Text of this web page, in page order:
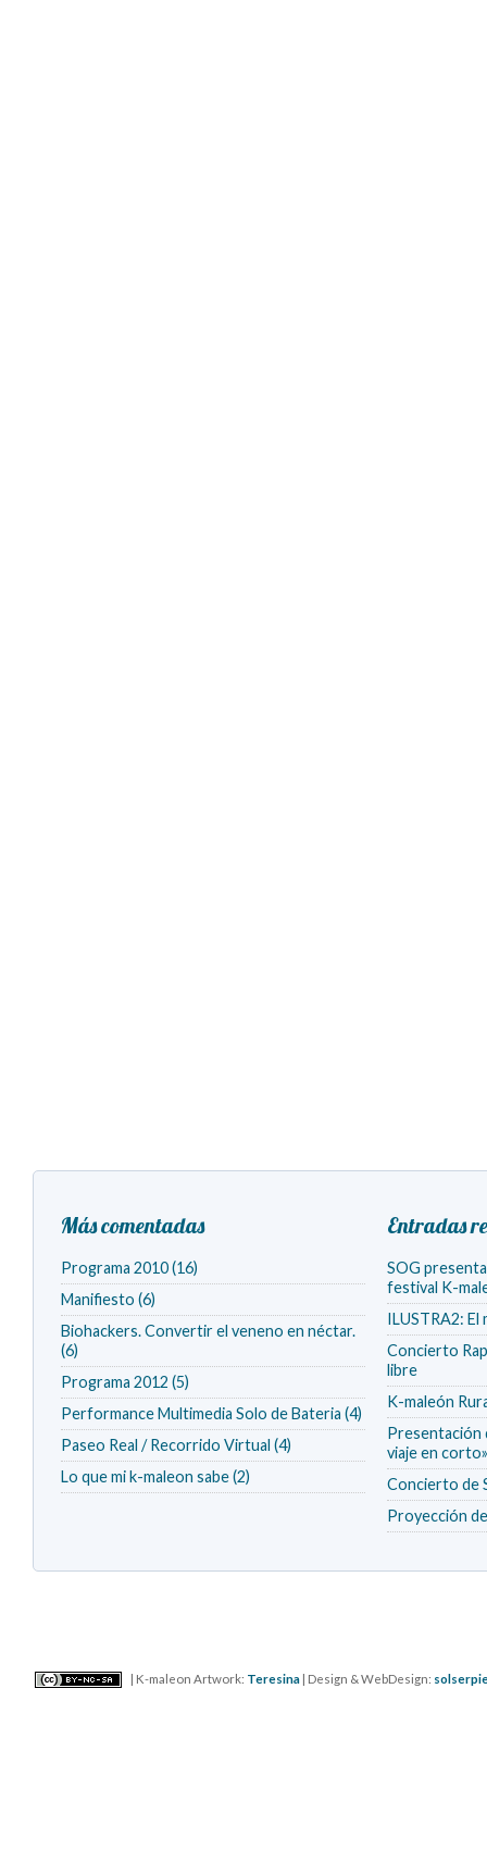
Más comentadas
Programa 2010 (16)
Manifiesto (6)
Biohackers. Convertir el veneno en néctar.
(6)
Programa 2012 (5)
Performance Multimedia Solo de Bateria (4)
Paseo Real / Recorrido Virtual (4)
Lo que mi k-maleon sabe (2)
Entradas
SOG
festival K-
ILUSTRA2: El
Concierto
libre
K-maleón
Presentación
viaje en corto»
Concierto de
Proyección
| K-maleon Artwork: Teresina | Design & WebDesign: